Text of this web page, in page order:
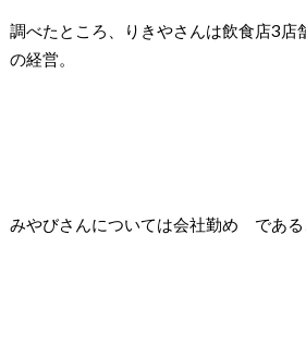
調べたところ、 りきやさんは飲食店3店
の経営。
みやびさんについては会社勤め である